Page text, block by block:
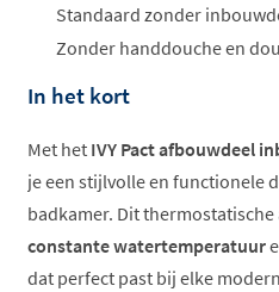
Standaard zonder
Zonder handdouche en
In het kort
Met het IVY Pact afbouwdeel
je een stijlvolle en functionele
badkamer. Dit
constante watertemperatuur
dat perfect past bij elke